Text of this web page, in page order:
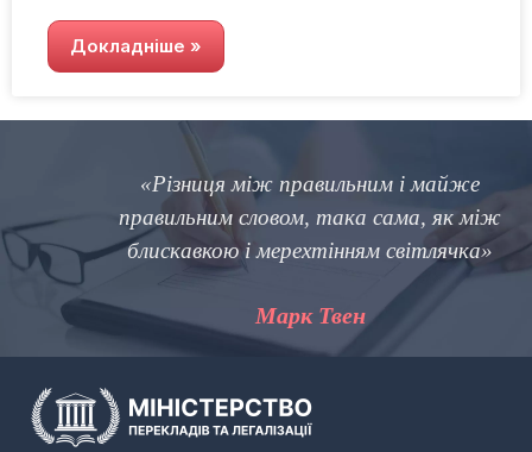
Докладніше »
«Різниця між правильним і майже
правильним словом, така сама, як між
блискавкою і мерехтінням світлячка»
Марк Твен